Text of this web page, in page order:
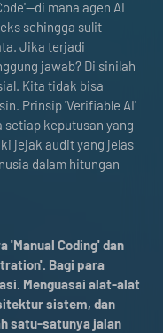
mana agen AI
sehingga sulit
Jika terjadi
jawab? Di sinilah
Kita tidak bisa
Prinsip 'Verifiable AI'
setiap keputusan yang
jejak audit yang jelas
dalam hitungan
'Manual Coding' dan
Bagi para
Menguasai alat-alat
sistem, dan
satu-satunya jalan